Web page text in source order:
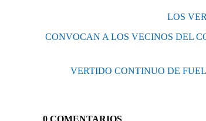
LOS
CONVOCAN A LOS VECINOS DEL
VERTIDO CONTINUO DE
0 COMENTARIOS